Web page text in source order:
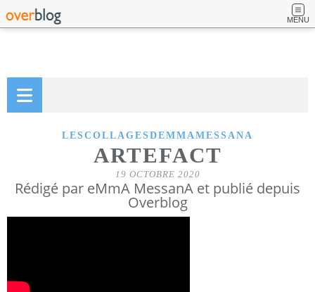
MENU
LESCOLLAGESDEMMAMESSANA
ARTEFACT
19 OCTOBRE 2020
Rédigé par eMmA MessanA et publié depuis
Overblog